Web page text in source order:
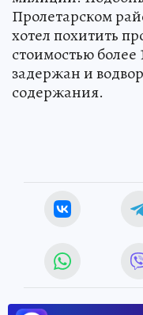
Пролетарском
хотел похитить
стоимостью
задержан и
содержания.